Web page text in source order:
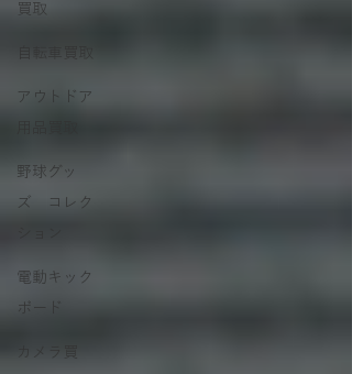
買取
アウトドア
野球グッ
ズ コレク
電動キック
ボード
カメラ買